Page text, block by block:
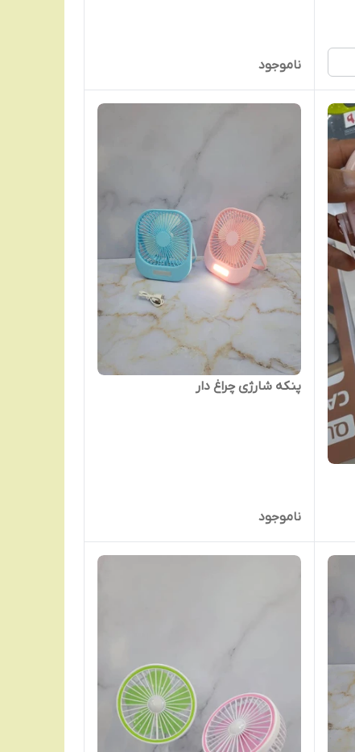
ناموجود
پنکه شارژی چراغ دار
ناموجود